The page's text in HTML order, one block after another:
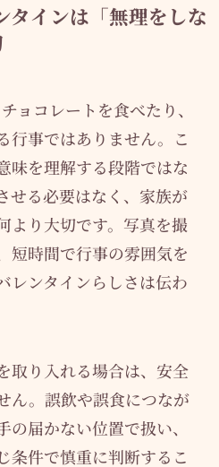
タインは「無理をしな
ョコレートを食べたり、
行事ではありません。こ
味を理解する段階ではな
せる必要はなく、家族が
より大切です。写真を撮
短時間で行事の雰囲気を
レンタインらしさは伝わ
取り入れる場合は、安全
ん。誤飲や誤食につなが
の届かない位置で扱い、
条件で慎重に判断するこ